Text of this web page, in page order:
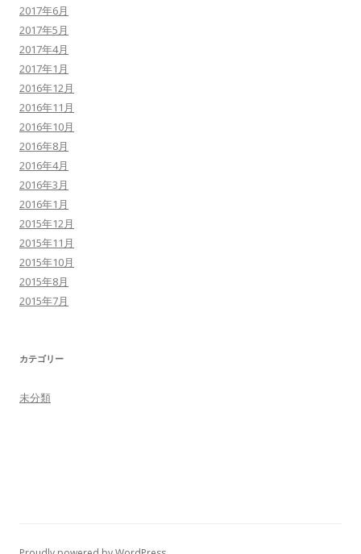
2017年6月
2017年5月
2017年4月
2017年1月
2016年12月
2016年11月
2016年10月
2016年8月
2016年4月
2016年3月
2016年1月
2015年12月
2015年11月
2015年10月
2015年8月
2015年7月
カテゴリー
未分類